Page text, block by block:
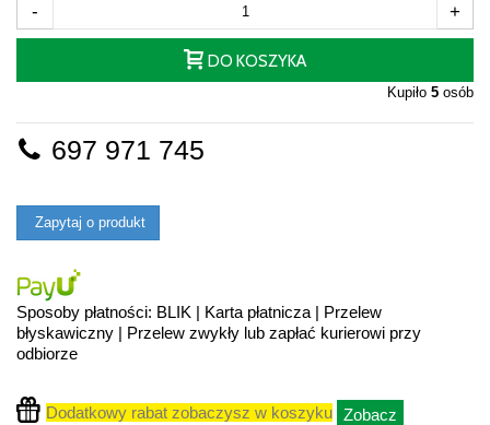
- +
DO KOSZYKA
Kupiło 5 osób
697 971 745
Zapytaj o produkt
Sposoby płatności: BLIK | Karta płatnicza | Przelew
błyskawiczny | Przelew zwykły lub zapłać kurierowi przy
odbiorze
Dodatkowy rabat zobaczysz w koszyku Zobacz